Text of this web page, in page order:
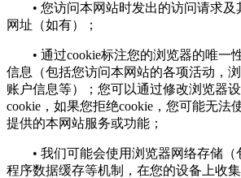
• 您访问本网站时发出的访问请求及
网址（如有）；
• 通过cookie标注您的浏览器的唯一
信息（包括您访问本网站的各项活动，
账户信息等）；您可以通过修改浏览器
cookie，如果您拒绝cookie，您可能无法
提供的本网站服务或功能；
• 我们可能会使用浏览器网络存储（
程序数据缓存等机制，在您的设备上收